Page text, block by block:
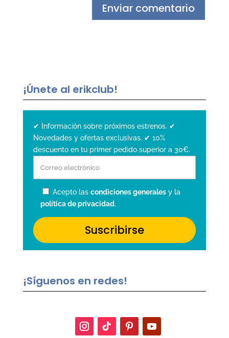
Enviar comentario
¡Únete al erikclub!
✔ Información sobre próximos estrenos. ✔
Novedades y ofertas exclusivas. ✔ 10%
descuento en tu primer pedido superior a 30€.
Acepto las condiciones generalesy la
política de privacidad.
¡Síguenos en redes!